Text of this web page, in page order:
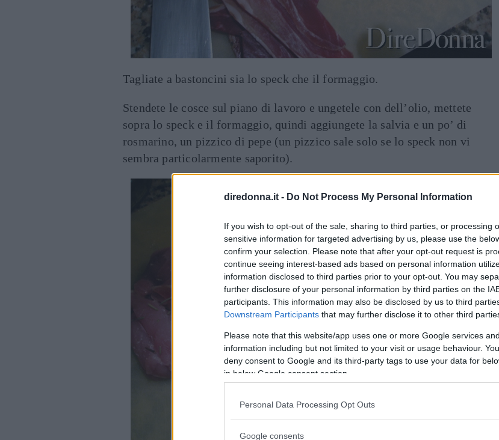
diredonna.it - Do Not Process My Personal Information
If you wish to opt-out of the sale, sharing to third parties, or processing
sensitive information for targeted advertising by us, please use the
confirm your selection. Please note that after your opt-out request is
continue seeing interest-based ads based on personal information
information disclosed to third parties prior to your opt-out. You may
further disclosure of your personal information by third parties on the
participants. This information may also be disclosed by us to third
Downstream Participants that may further disclose it to other third
Please note that this website/app uses one or more Google services
information including but not limited to your visit or usage behaviour.
deny consent to Google and its third-party tags to use your data for
in below Google consent section.
Personal Data Processing Opt Outs
Google consents
Tagliate a bastoncini sia lo speck che il formaggio.
Stendete le cosce sul piano di lavoro e ungetele con dell’olio, mettete
sopra lo speck e il formaggio, quindi aggiungete la salvia e un po’ di
rosmarino, un pizzico di pepe (un pizzico sale solo se lo speck non vi
sembra particolarmente saporito).